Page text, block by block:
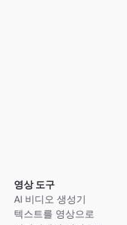
영상 도구
AI 비디오 생성기
텍스트를 영상으로